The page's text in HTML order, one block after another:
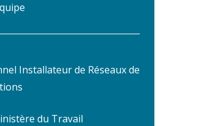
Installateur de Réseaux de
du Travail